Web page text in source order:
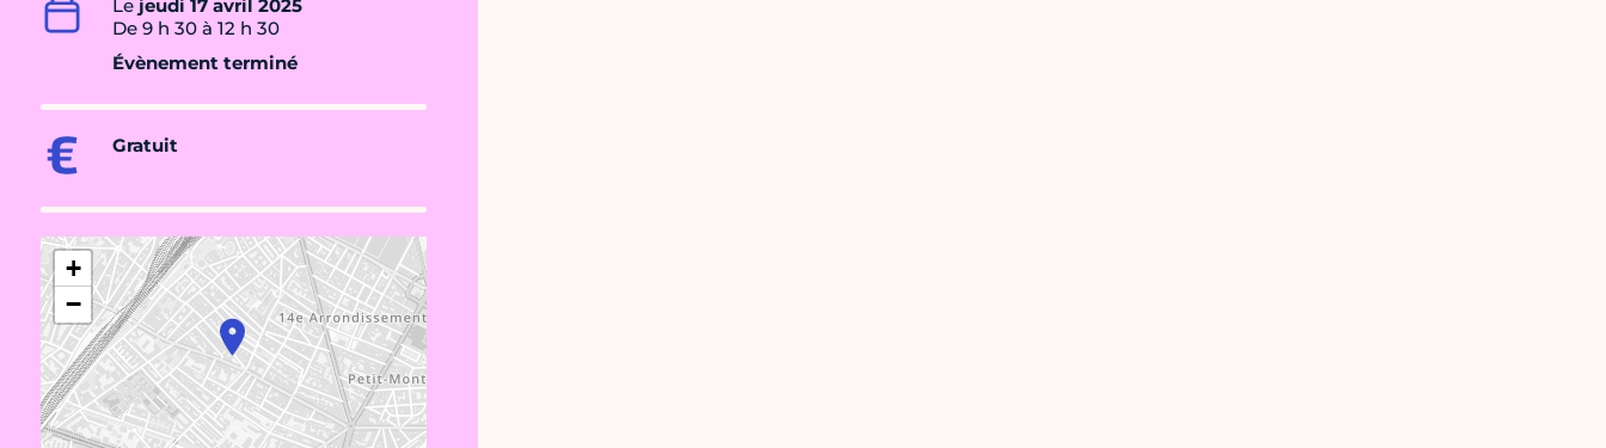
Le jeudi 17 avril 2025
De 9 h 30 à 12 h 30
Évènement terminé
Gratuit
+
−